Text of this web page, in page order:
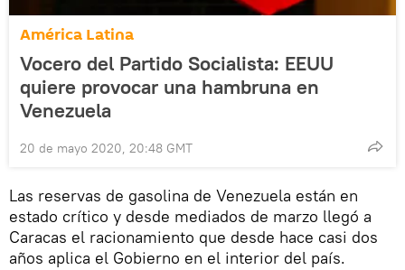
América Latina
Vocero del Partido Socialista: EEUU
quiere provocar una hambruna en
Venezuela
20 de mayo 2020, 20:48 GMT
Las reservas de gasolina de Venezuela están en
estado crítico y desde mediados de marzo llegó a
Caracas el racionamiento que desde hace casi dos
años aplica el Gobierno en el interior del país.